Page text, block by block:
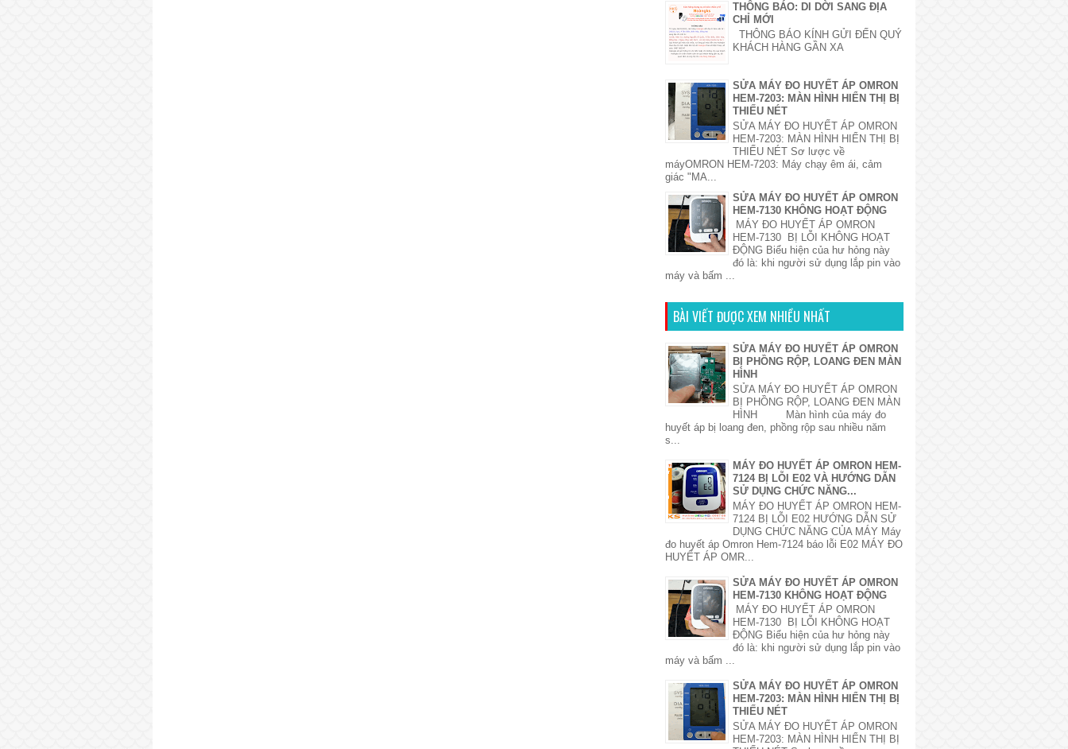
THÔNG BÁO: DI DỜI SANG ĐỊA
CHỈ MỚI
THÔNG BÁO KÍNH GỬI ĐẾN QUÝ
KHÁCH HÀNG GẦN XA
SỬA MÁY ĐO HUYẾT ÁP OMRON
HEM-7203: MÀN HÌNH HIỂN THỊ BỊ
THIẾU NÉT
SỬA MÁY ĐO HUYẾT ÁP OMRON
HEM-7203: MÀN HÌNH HIỂN THỊ BỊ
THIẾU NÉT Sơ lược về
máyOMRON HEM-7203: Máy chạy êm ái, cảm
giác "MA...
SỬA MÁY ĐO HUYẾT ÁP OMRON
HEM-7130 KHÔNG HOẠT ĐỘNG
MÁY ĐO HUYẾT ÁP OMRON
HEM-7130 BỊ LỖI KHÔNG HOẠT
ĐỘNG Biểu hiện của hư hỏng này
đó là: khi người sử dụng lắp pin vào
máy và bấm ...
BÀI VIẾT ĐƯỢC XEM NHIỀU NHẤT
SỬA MÁY ĐO HUYẾT ÁP OMRON
BỊ PHỒNG RỘP, LOANG ĐEN MÀN
HÌNH
SỬA MÁY ĐO HUYẾT ÁP OMRON
BỊ PHỒNG RỘP, LOANG ĐEN MÀN
HÌNH Màn hình của máy đo
huyết áp bị loang đen, phồng rộp sau nhiều năm
s...
MÁY ĐO HUYẾT ÁP OMRON HEM-
7124 BỊ LỖI E02 VÀ HƯỚNG DẪN
SỬ DỤNG CHỨC NĂNG...
MÁY ĐO HUYẾT ÁP OMRON HEM-
7124 BỊ LỖI E02 HƯỚNG DẪN SỬ
DỤNG CHỨC NĂNG CỦA MÁY Máy
đo huyết áp Omron Hem-7124 báo lỗi E02 MÁY ĐO
HUYẾT ÁP OMR...
SỬA MÁY ĐO HUYẾT ÁP OMRON
HEM-7130 KHÔNG HOẠT ĐỘNG
MÁY ĐO HUYẾT ÁP OMRON
HEM-7130 BỊ LỖI KHÔNG HOẠT
ĐỘNG Biểu hiện của hư hỏng này
đó là: khi người sử dụng lắp pin vào
máy và bấm ...
SỬA MÁY ĐO HUYẾT ÁP OMRON
HEM-7203: MÀN HÌNH HIỂN THỊ BỊ
THIẾU NÉT
SỬA MÁY ĐO HUYẾT ÁP OMRON
HEM-7203: MÀN HÌNH HIỂN THỊ BỊ